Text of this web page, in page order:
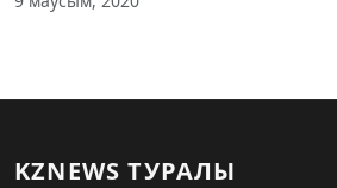
KZNEWS ТУРАЛЫ